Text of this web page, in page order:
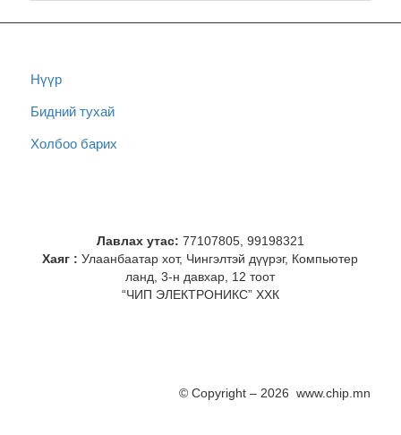
Нүүр
Бидний тухай
Холбоо барих
Лавлах утас: 77107805, 99198321
Хаяг : Улаанбаатар хот, Чингэлтэй дүүрэг, Компьютер
ланд, 3-н давхар, 12 тоот
“ЧИП ЭЛЕКТРОНИКС” ХХК
© Copyright – 2026 www.chip.mn